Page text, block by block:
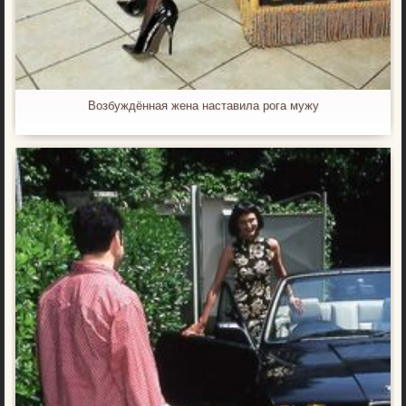
Возбуждённая жена наставила рога мужу